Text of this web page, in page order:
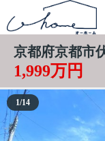
京都府京都市
1,999万円
1/14